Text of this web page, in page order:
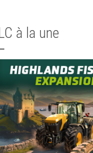
à la une